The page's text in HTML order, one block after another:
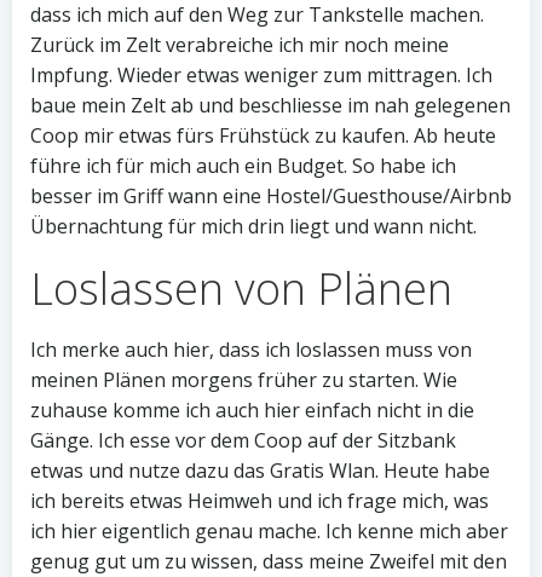
dass ich mich auf den Weg zur Tankstelle machen.
Zurück im Zelt verabreiche ich mir noch meine
Impfung. Wieder etwas weniger zum mittragen. Ich
baue mein Zelt ab und beschliesse im nah gelegenen
Coop mir etwas fürs Frühstück zu kaufen. Ab heute
führe ich für mich auch ein Budget. So habe ich
besser im Griff wann eine Hostel/Guesthouse/Airbnb
Übernachtung für mich drin liegt und wann nicht.
Loslassen von Plänen
Ich merke auch hier, dass ich loslassen muss von
meinen Plänen morgens früher zu starten. Wie
zuhause komme ich auch hier einfach nicht in die
Gänge. Ich esse vor dem Coop auf der Sitzbank
etwas und nutze dazu das Gratis Wlan. Heute habe
ich bereits etwas Heimweh und ich frage mich, was
ich hier eigentlich genau mache. Ich kenne mich aber
genug gut um zu wissen, dass meine Zweifel mit den